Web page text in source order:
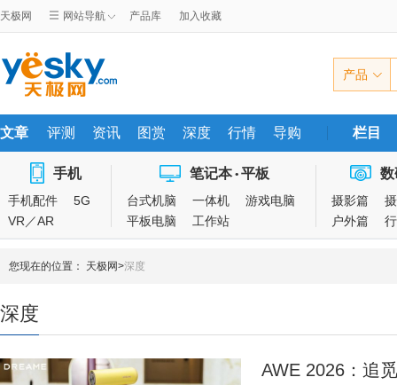
天极网 网站导航 产品库 加入收藏
产品
文章 评测 资讯 图赏 深度 行情 导购 栏目
手机
手机配件
5G
VR／AR
笔记本 • 平板
台式机脑 一体机
游戏电脑
平板电脑
工作站
数
摄影篇
户外篇
您现在的位置： 天极网>深度
深度
AWE 2026：追